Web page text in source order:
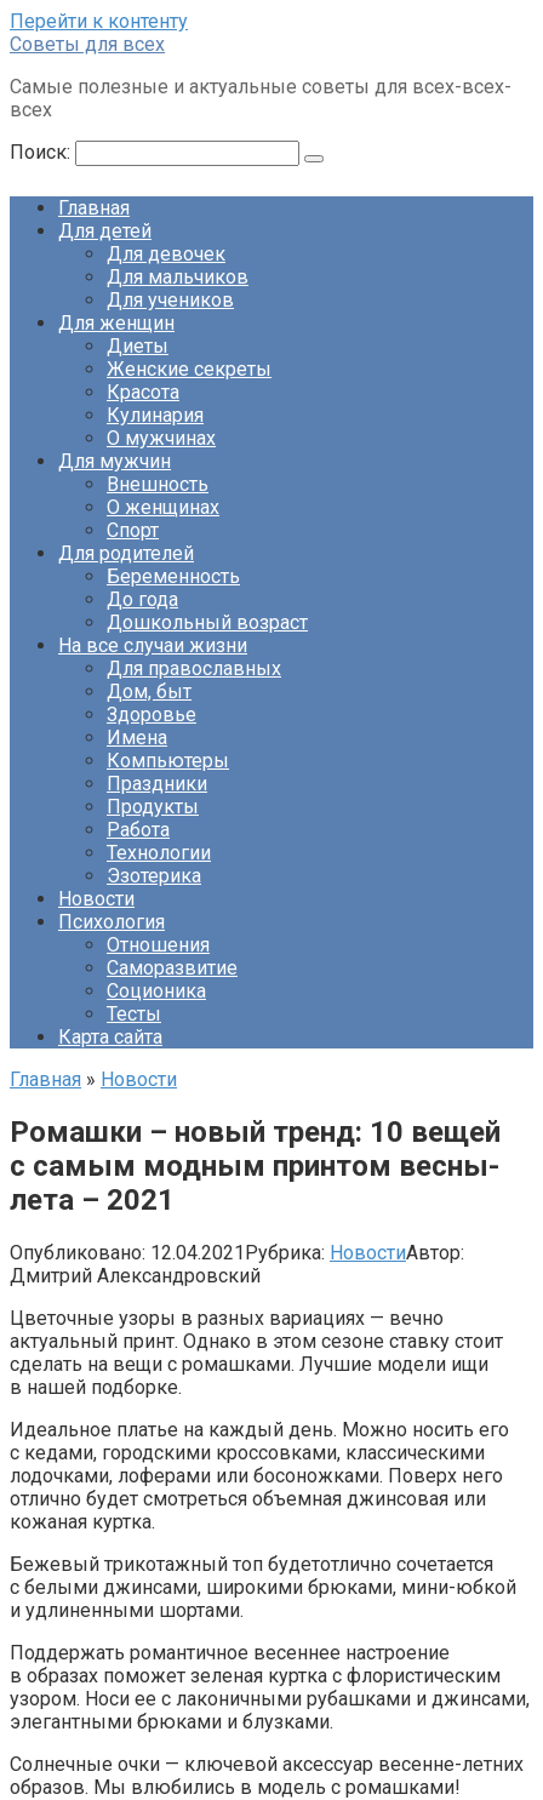
Перейти к контенту
Советы для всех
Самые полезные и актуальные советы для всех-всех-
всех
Поиск:
Главная
Для детей
Для девочек
Для мальчиков
Для учеников
Для женщин
Диеты
Женские секреты
Красота
Кулинария
О мужчинах
Для мужчин
Внешность
О женщинах
Спорт
Для родителей
Беременность
До года
Дошкольный возраст
На все случаи жизни
Для православных
Дом, быт
Здоровье
Имена
Компьютеры
Праздники
Продукты
Работа
Технологии
Эзотерика
Новости
Психология
Отношения
Саморазвитие
Соционика
Тесты
Карта сайта
Главная » Новости
Ромашки – новый тренд: 10 вещей
с самым модным принтом весны-
лета – 2021
Опубликовано: 12.04.2021Рубрика: НовостиАвтор:
Дмитрий Александровский
Цветочные узоры в разных вариациях — вечно
актуальный принт. Однако в этом сезоне ставку стоит
сделать на вещи с ромашками. Лучшие модели ищи
в нашей подборке.
Идеальное платье на каждый день. Можно носить его
с кедами, городскими кроссовками, классическими
лодочками, лоферами или босоножками. Поверх него
отлично будет смотреться объемная джинсовая или
кожаная куртка.
Бежевый трикотажный топ будетотлично сочетается
с белыми джинсами, широкими брюками, мини-юбкой
и удлиненными шортами.
Поддержать романтичное весеннее настроение
в образах поможет зеленая куртка с флористическим
узором. Носи ее с лаконичными рубашками и джинсами,
элегантными брюками и блузками.
Солнечные очки — ключевой аксессуар весенне-летних
образов. Мы влюбились в модель с ромашками!